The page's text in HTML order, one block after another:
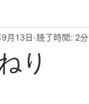
2007 2021
り
月13日 読了時間: 2分